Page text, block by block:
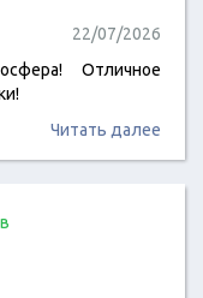
22/07/2026
Отличное
Читать далее